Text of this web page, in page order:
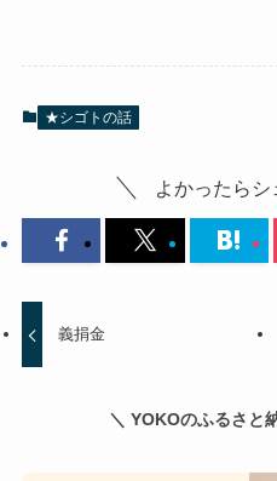
★シゴトの話
よかったらシ
義捐金
＼ YOKOのふるさと